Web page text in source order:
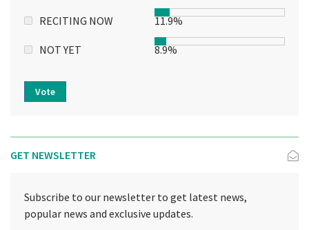
RECITING NOW 11.9%
NOT YET 8.9%
Vote
GET NEWSLETTER
Subscribe to our newsletter to get latest news,
popular news and exclusive updates.